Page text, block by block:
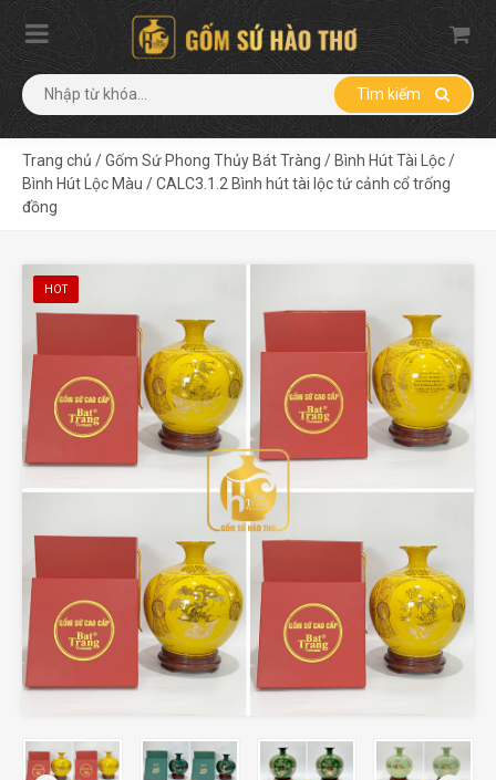
Tìm kiếm
Trang chủ /Gốm Sứ Phong Thủy Bát Tràng / Bình Hút Tài Lộc/
Bình Hút Lộc Màu /CALC3.1.2 Bình hút tài lộc tứ cảnh cổ trống
đồng
HOT